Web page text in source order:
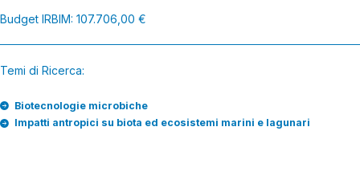
Budget IRBIM: 107.706,00 €
Temi di Ricerca:
Biotecnologie microbiche
Impatti antropici su biota ed ecosistemi marini e lagunari